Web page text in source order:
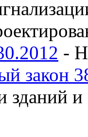
-
закон
зданий